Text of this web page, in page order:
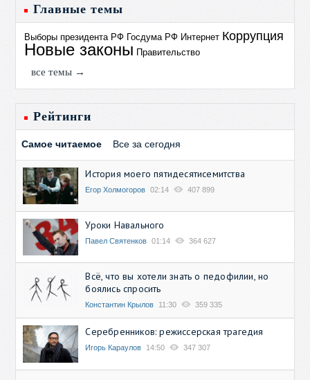
Главные темы
Выборы президента РФ Госдума РФ Интернет Коррупция
Новые законы Правительство
все темы →
Рейтинги
Самое читаемое Все за сегодня
История моего пятидесятисемитства
Егор Холмогоров 02:14 407 899
Уроки Навального
Павел Святенков 01:14 364 627
Всё, что вы хотели знать о педофилии, но
боялись спросить
Константин Крылов 11:30 359 335
Серебренников: режиссерская трагедия
Игорь Караулов 14:50 347 307